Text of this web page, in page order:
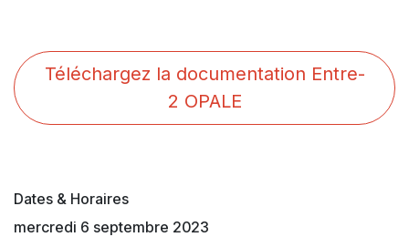
Téléchargez la documentation Entre-
2 OPALE
Dates & Horaires
mercredi 6 septembre 2023